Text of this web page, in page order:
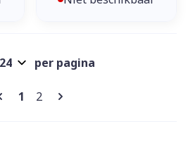
Pagina's
U lees momenteel pagina
1 Pagina
2
per pagina